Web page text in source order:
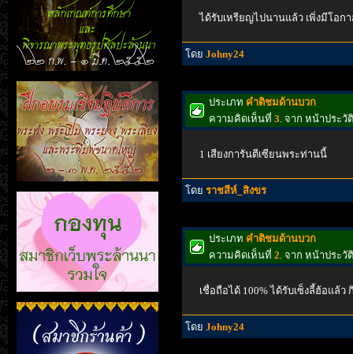
ได้รับเหรียญไปนานแล้ว เพิ่งมีโอก
โดย Johny24
ประเภท คำติชมด้านบวก
ความคิดเห็นที่ 3. จาก หน้าประวั
1 เสียงการันตีเซียนพระท่านนี้
โดย ราชสีห์_สิงขร
ประเภท คำติชมด้านบวก
ความคิดเห็นที่ 2. จาก หน้าประวั
เชื่อถือได้ 100% ได้รับเซ็งลี้ฮ้อแล้
โดย Johny24